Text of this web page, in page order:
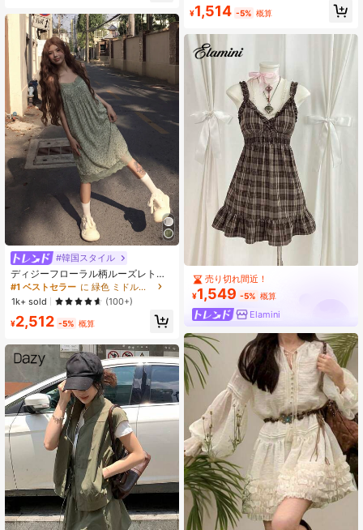
#韓国スタイル
ディジーフローラル柄ルーズレトロ
レーストリムキャミソールドレス、
多用途エレガントバケーション夏
#1 ベストセラー
に 緑色 ミドル丈ドレス
1k+ sold
(100+)
¥2,512 -5% 概算
で多用途
¥1,514 -5% 概算
売り切れ間近！
¥1,549 -5% 概算
Elamini